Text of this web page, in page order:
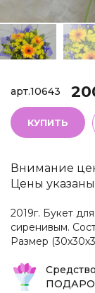
арт.10643
КУПИТЬ
Внимание
Цены
2019г. Букет
сиренивым.
Размер